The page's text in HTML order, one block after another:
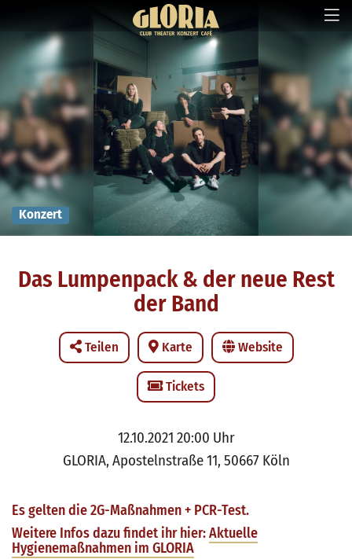
Konzert
Das Lumpenpack & der neue Rest
der Band
Teilen Karte Website
Tickets
12.10.2021 20:00 Uhr
GLORIA, Apostelnstraße 11, 50667 Köln
Es gelten die 2G-Maßnahmen + PCR-Test.
Weitere Infos dazu findet ihr hier:Aktuelle
Hygienemaßnahmen im GLORIA